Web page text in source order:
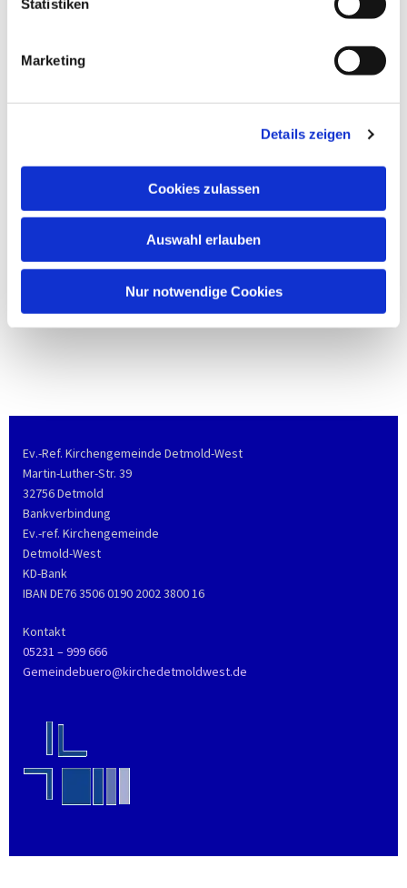
Statistiken
Marketing
Details zeigen
Cookies zulassen
Auswahl erlauben
Nur notwendige Cookies
Ev.-Ref. Kirchengemeinde Detmold-West
Martin-Luther-Str. 39
32756 Detmold
Bankverbindung
Ev.-ref. Kirchengemeinde
Detmold-West
KD-Bank
IBAN DE76 3506 0190 2002 3800 16
Kontakt
05231 – 999 666
Gemeindebuero@kirchedetmoldwest.de